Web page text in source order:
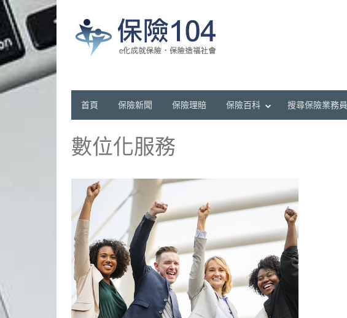
首頁 保險新聞 保險理賠 保險百科 搜尋保險業務員
數位化服務